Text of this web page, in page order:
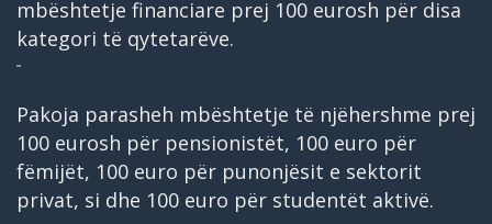
mbështetje financiare prej 100 eurosh për disa
kategori të qytetarëve.
Pakoja parasheh mbështetje të njëhershme prej
100 eurosh për pensionistët, 100 euro për
fëmijët, 100 euro për punonjësit e sektorit
privat, si dhe 100 euro për studentët aktivë.